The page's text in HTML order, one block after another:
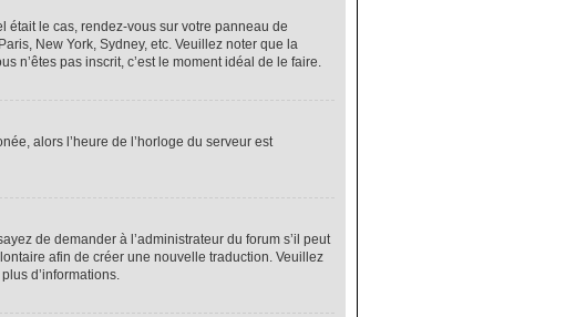
était le cas, rendez-vous sur votre panneau de
New York, Sydney, etc. Veuillez noter que la
n’êtes pas inscrit, c’est le moment idéal de le faire.
alors l’heure de l’horloge du serveur est
de demander à l’administrateur du forum s’il peut
afin de créer une nouvelle traduction. Veuillez
d’informations.